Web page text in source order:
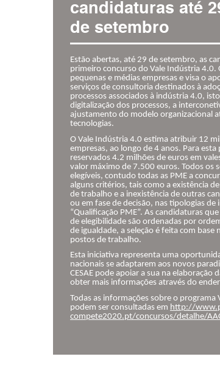
candidaturas até
de setembro
Estão abertas, até 29 de setembro, as
primeiro concurso do Vale Indústria 4.0.
pequenas e médias empresas e visa o
serviços de consultoria destinados à
processos associados à indústria 4.0,
digitalização dos processos, a
ajustamento do modelo organizacional
tecnologias.
O Vale Indústria 4.0 estima atribuir 12
empresas, ao longo de 4 anos. Para
reservados 4.2 milhões de euros em
valor máximo de 7.500 euros. Todos os
elegíveis, contudo todas as PME a
alguns critérios, tais como a existência
de trabalho e a inexistência de outras
ou em fase de decisão, nas tipologias
“Qualificação PME”. As candidaturas
de elegibilidade são ordenadas por
de igualdade, a seleção é feita com base
postos de trabalho.
Esta iniciativa representa uma
nacionais se adaptarem aos novos
CESAE pode apoiar a sua na elaboração
obter mais informações através do
Todas as informações sobre o programa
podem ser consultadas em http://
compete2020.pt/concursos/detalhe/